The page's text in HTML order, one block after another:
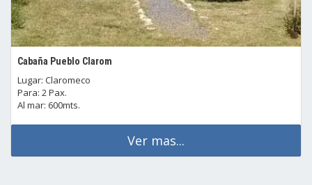
Cabaña Pueblo Clarom
Lugar: Claromeco
Para: 2 Pax.
Al mar: 600mts.
Ver mas...